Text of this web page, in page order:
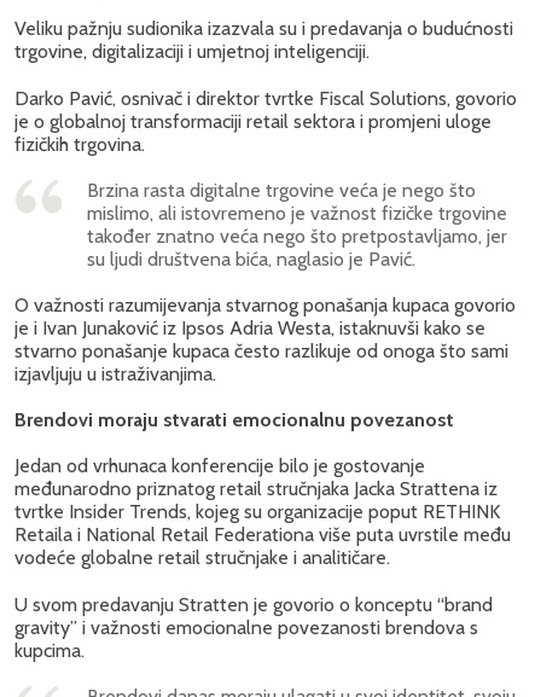
Veliku pažnju sudionika izazvala su i predavanja o budućnosti
trgovine, digitalizaciji i umjetnoj inteligenciji.
Darko Pavić, osnivač i direktor tvrtke Fiscal Solutions, govorio
je o globalnoj transformaciji retail sektora i promjeni uloge
fizičkih trgovina.
Brzina rasta digitalne trgovine veća je nego što
mislimo, ali istovremeno je važnost fizičke trgovine
također znatno veća nego što pretpostavljamo, jer
su ljudi društvena bića, naglasio je Pavić.
O važnosti razumijevanja stvarnog ponašanja kupaca govorio
je i Ivan Junaković iz Ipsos Adria Westa, istaknuvši kako se
stvarno ponašanje kupaca često razlikuje od onoga što sami
izjavljuju u istraživanjima.
Brendovi moraju stvarati emocionalnu povezanost
Jedan od vrhunaca konferencije bilo je gostovanje
međunarodno priznatog retail stručnjaka Jacka Strattena iz
tvrtke Insider Trends, kojeg su organizacije poput RETHINK
Retaila i National Retail Federationa više puta uvrstile među
vodeće globalne retail stručnjake i analitičare.
U svom predavanju Stratten je govorio o konceptu “brand
gravity” i važnosti emocionalne povezanosti brendova s
kupcima.